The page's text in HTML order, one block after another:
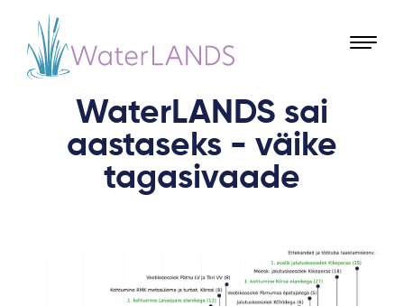
WaterLANDS sai
aastaseks - väike
tagasivaade